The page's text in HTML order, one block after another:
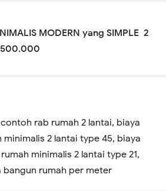
MODERN yang SIMPLE 2
rab rumah 2 lantai, biaya
2 lantai type 45, biaya
minimalis 2 lantai type 21,
rumah per meter